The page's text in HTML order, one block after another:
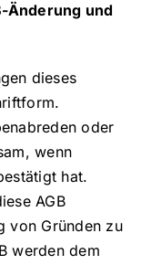
Änderung und
dieses
oder
wenn
hat.
AGB
von Gründen zu
werden dem